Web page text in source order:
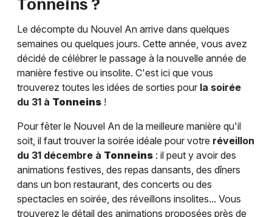
Le décompte du Nouvel An arrive dans quelques
semaines ou quelques jours. Cette année, vous avez
décidé de célébrer le passage à la nouvelle année de
manière festive ou insolite. C'est ici que vous
trouverez toutes les idées de sorties pour la soirée
du 31 à Tonneins !
Pour fêter le Nouvel An de la meilleure manière qu'il
soit, il faut trouver la soirée idéale pour votre réveillon
du 31 décembre à Tonneins : il peut y avoir des
animations festives, des repas dansants, des dîners
dans un bon restaurant, des concerts ou des
spectacles en soirée, des réveillons insolites... Vous
trouverez le détail des animations proposées près de